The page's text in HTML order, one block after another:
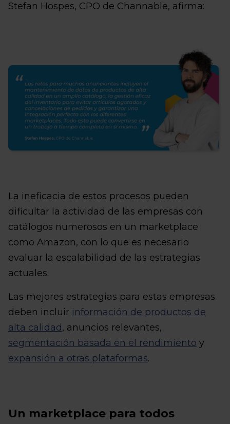
Stefan Hospes, CPO de Channable, afirma:
La ineficacia de estos procesos pueden
dificultar la actividad de las empresas con
catálogos numerosos en un marketplace
como Amazon, con lo que es necesario
evaluar la escalabilidad de las estrategias
actuales.
Las mejores estrategias para estas empresas
deben incluir información de productos de
alta calidad, anuncios relevantes,
segmentación basada en el rendimiento y
expansión a otras plataformas.
Un marketplace para todos